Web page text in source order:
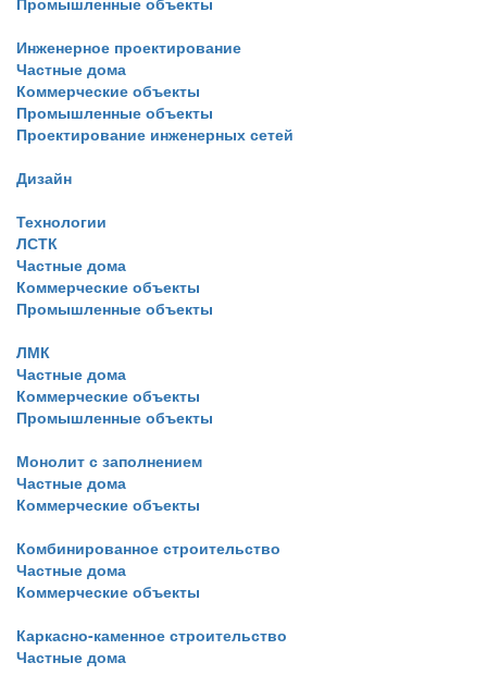
Инженерное проектирование
Частные дома
Коммерческие объекты
Промышленные объекты
Проектирование инженерных сетей
Дизайн
Технологии
ЛСТК
Частные дома
Коммерческие объекты
Промышленные объекты
ЛМК
Частные дома
Коммерческие объекты
Промышленные объекты
Монолит с заполнением
Частные дома
Коммерческие объекты
Комбинированное строительство
Частные дома
Коммерческие объекты
Каркасно-каменное строительство
Частные дома